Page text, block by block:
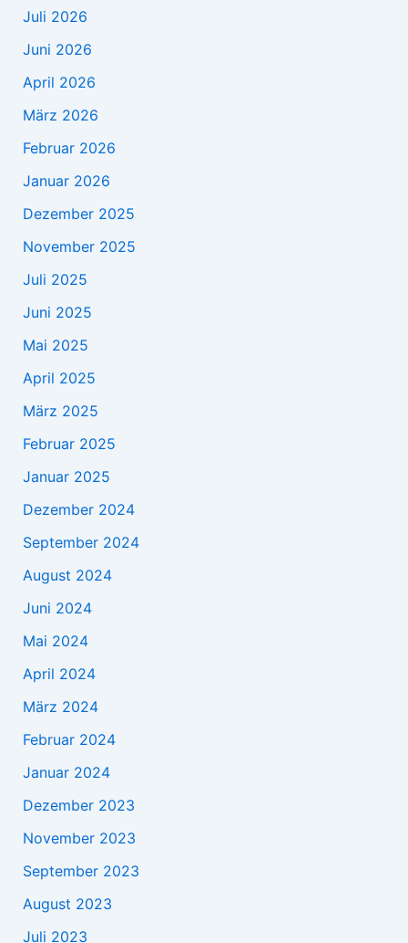
Juli 2026
Juni 2026
April 2026
März 2026
Februar 2026
Januar 2026
Dezember 2025
November 2025
Juli 2025
Juni 2025
Mai 2025
April 2025
März 2025
Februar 2025
Januar 2025
Dezember 2024
September 2024
August 2024
Juni 2024
Mai 2024
April 2024
März 2024
Februar 2024
Januar 2024
Dezember 2023
November 2023
September 2023
August 2023
Juli 2023